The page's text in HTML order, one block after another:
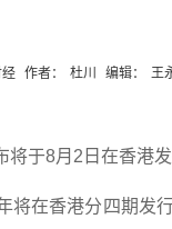
作者： 杜川 编辑： 王
8月2日在香港发
在香港分四期发